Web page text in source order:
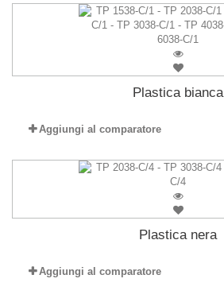
Plastica bianca
Aggiungi al comparatore
Plastica nera
Aggiungi al comparatore